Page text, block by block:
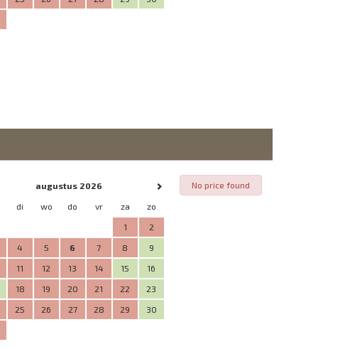
augustus 2026
di wo do vr za zo
1 2
4 5 6 7 8 9
11 12 13 14 15 16
18 19 20 21 22 23
25 26 27 28 29 30
No price found